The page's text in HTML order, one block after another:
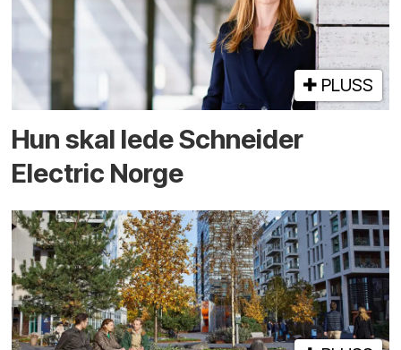
PLUSS
Hun skal lede Schneider
Electric Norge